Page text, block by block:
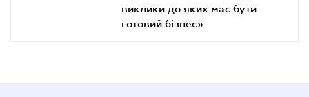
виклики до яких має бути
готовий бізнес»